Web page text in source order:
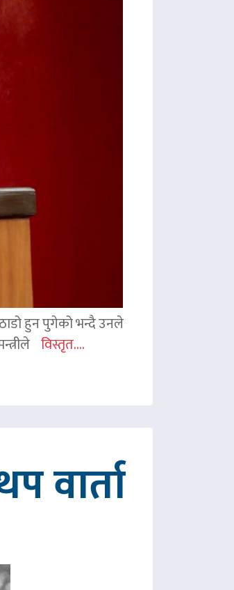
हुन पुगेको भन्दै उनले
विस्तृत....
वार्ता